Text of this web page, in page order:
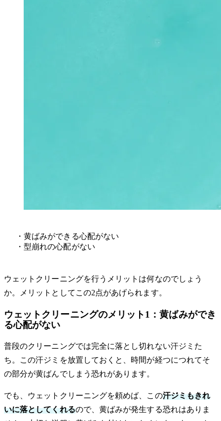
・黄ばみができる心配がない
・型崩れの心配がない
ウェットクリーニングを行うメリットは何なのでしょう
か。メリットとしてこの2点があげられます。
ウェットクリーニングのメリット1：黄ばみができ
る心配がない
普段のクリーニングでは完全に落とし切れない汗ジミた
ち。この汗ジミを放置しておくと、時間が経つにつれてそ
の部分が黄ばんでしまう恐れがあります。
でも、ウェットクリーニングを頼めば、この汗ジミもきれ
いに落としてくれるので、黄ばみが発生する恐れはありま